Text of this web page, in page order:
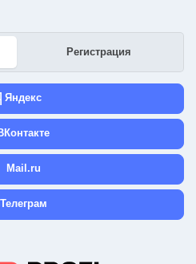
Регистрация
Яндекс
Mail.ru
Телеграм